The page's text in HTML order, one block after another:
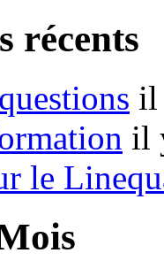
récents
il
il
le